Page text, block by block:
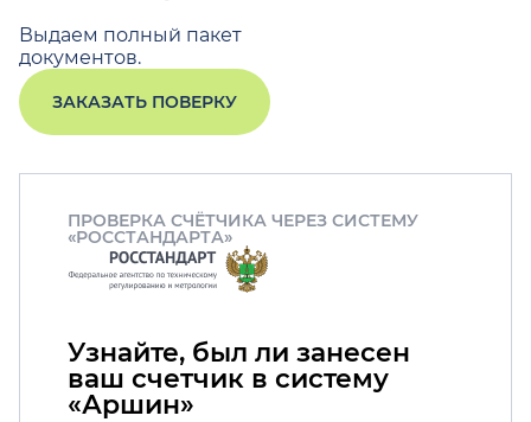
Выдаем полный пакет
документов.
ЗАКАЗАТЬ ПОВЕРКУ
ПРОВЕРКА СЧЁТЧИКА ЧЕРЕЗ СИСТЕМУ
«РОССТАНДАРТА»
Узнайте, был ли занесен
ваш счетчик в систему
«Аршин»